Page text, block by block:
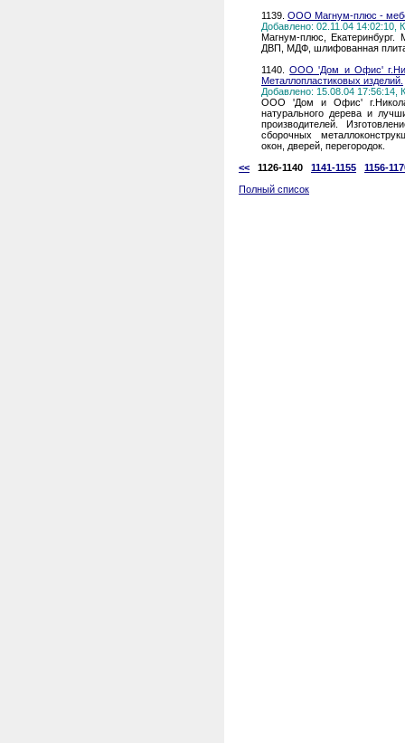
1139. ООО Магнум-плюс -
Добавлено: 02.11.04 14:02:10,
Магнум-плюс, Екатеринбург.
ДВП, МДФ, шлифованная
1140.ООО 'Дом и Офис'
Металлопластиковых изделий.
Добавлено: 15.08.04 17:56:14,
ООО 'Дом и Офис'
натурального дерева и
производителей.
сборочных
окон, дверей, перегородок.
<<
1126-1140 1141-1155
1156-
Полный список